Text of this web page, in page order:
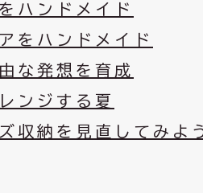
ハンドメイド
をハンドメイド
な発想を育成
ンジする夏
収納を見直してみよ